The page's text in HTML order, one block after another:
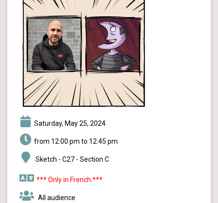
Saturday, May 25, 2024
from 12:00 pm to 12:45 pm
Sketch - C27 - Section C
*** Only in French ***
All audience